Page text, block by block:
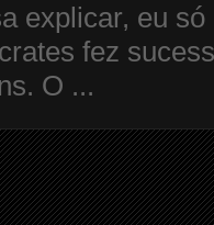
explicar, eu
fez
O ...